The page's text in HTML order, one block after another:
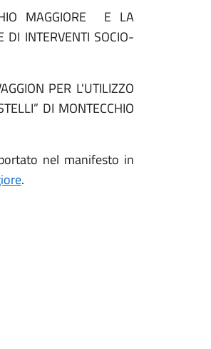
MAGGIORE E LA
DI INTERVENTI SOCIO-
PER L'UTILIZZO
DI MONTECCHIO
nel manifesto in
.